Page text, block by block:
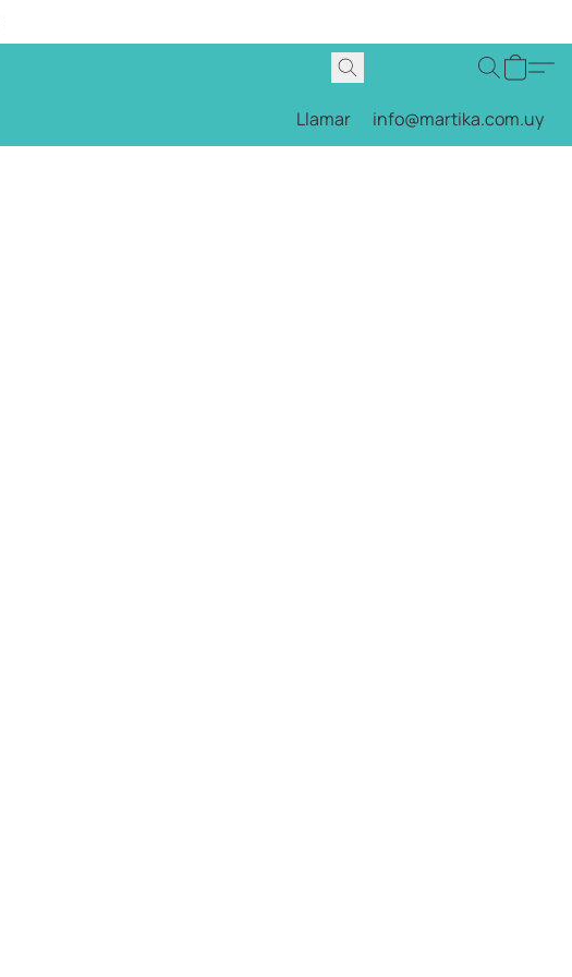
Llamar info@martika.com.uy